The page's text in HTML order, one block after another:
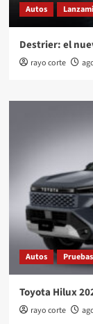
Autos
Destrier: el
rayo corte
Autos
Toyota Hilux
rayo corte